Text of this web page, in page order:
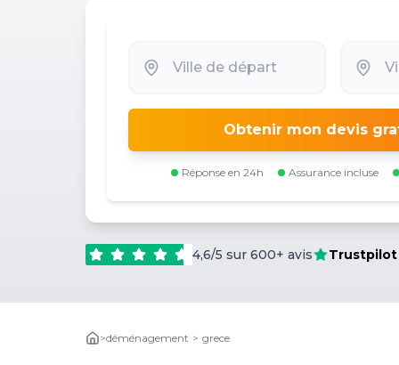
Obtenir mon devis
Réponse en 24h Assurance incluse
4,6/5 sur 600+ avis Trustpilot
>déménagement > grece